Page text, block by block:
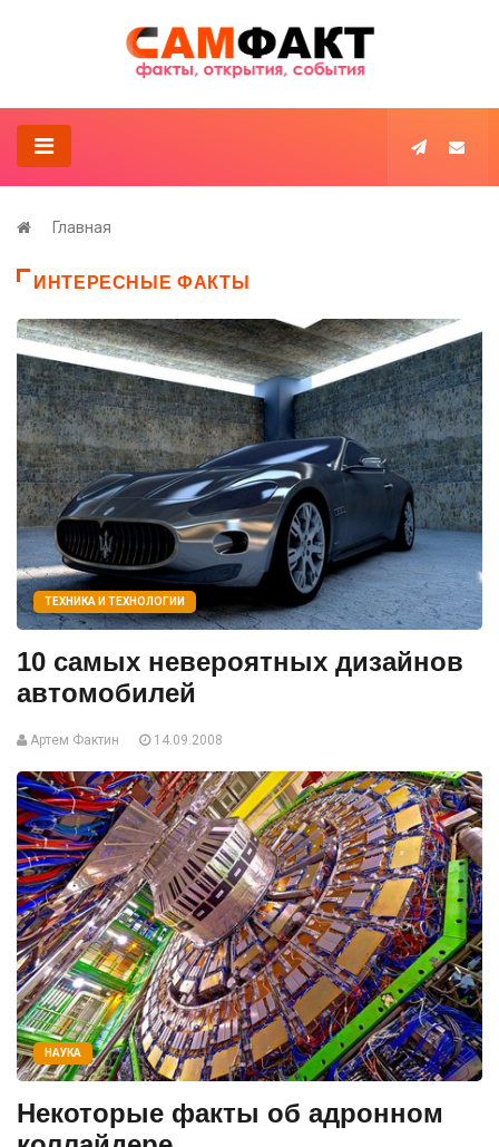
Главная
ИНТЕРЕСНЫЕ ФАКТЫ
ТЕХНИКА И ТЕХНОЛОГИИ
10 самых невероятных дизайнов
автомобилей
Артем Фактин 14.09.2008
НАУКА
Некоторые факты об адронном